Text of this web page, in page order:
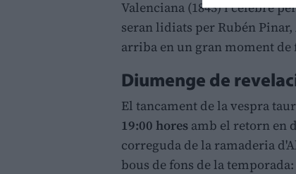
Valenciana (1843) i cèlebre
seran lidiats per Rubén
arriba en un gran moment
Diumenge de
El tancament de la vespra
19:00 hores amb el retorn en
correguda de la ramaderia
bous de fons de la